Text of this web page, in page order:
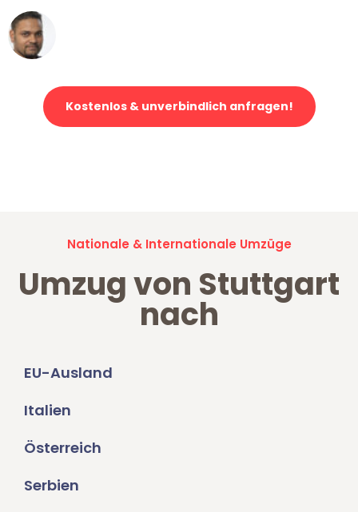
Kostenlos & unverbindlich anfragen!
Nationale & Internationale Umzüge
Umzug von Stuttgart
nach
EU-Ausland
Italien
Österreich
Serbien